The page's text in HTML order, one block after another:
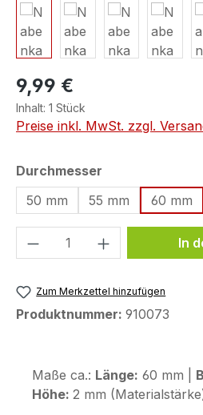
9,99 €
Inhalt: 1 Stück
Preise inkl. MwSt. zzgl.
Durchmesser
50 mm
55 mm 60 mm
Produkt Anzahl: Gib
In
Zum Merkzettel hinzufügen
Produktnummer: 910073
Maße ca.: Länge: 60 mm |
Höhe: 2 mm